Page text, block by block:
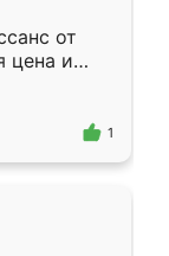
от
цена и
1